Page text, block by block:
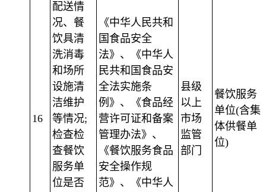
16
配送情
况、餐
饮具清
洗消毒
和场所
设施清
洁维护
等情况;
检查检
查餐饮
服务单
位是否
《中华人民共和
国食品安全
法》、《中华人
民共和国食品安
全法实施条
例》、《食品经
营许可证和备案
管理办法》、
《餐饮服务食品
安全操作规
范》、《中华人
县级
以上
市场
监管
部门
餐饮服务
单位(含集
体供餐单
位)